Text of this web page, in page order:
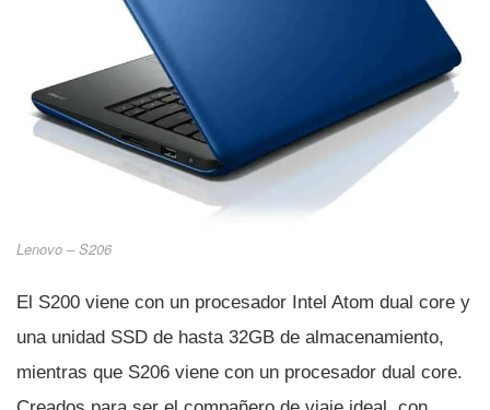
Lenovo – S206
El S200 viene con un procesador Intel Atom dual core y
una unidad SSD de hasta 32GB de almacenamiento,
mientras que S206 viene con un procesador dual core.